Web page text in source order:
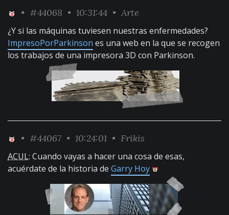
• #44068 • 10:31:44 • Arte
¿Y si las máquinas tuviesen nuestras enfermedades?
ImpresoPorParkinson es una web en la que se recogen
los trabajos de una impresora 3D con Parkinson.
• #44067 • 10:24:01 • Frikis
ACUL: Cuando vayas a hacer una cosa de esas,
acuérdate de la historia de Garry Hoy